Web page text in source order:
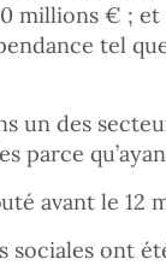
millions € ;
tel
un des
parce
avant le 12
sociales ont